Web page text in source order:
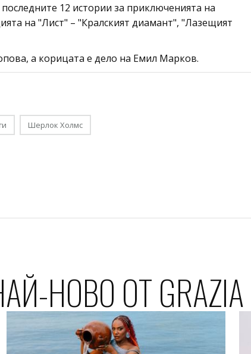
12 истории за приключенията на
на "Лист" – "Кралският диамант", "Лазещият
а корицата е дело на Емил Марков.
Шерлок Холмс
НОВО ОТ GRAZIA